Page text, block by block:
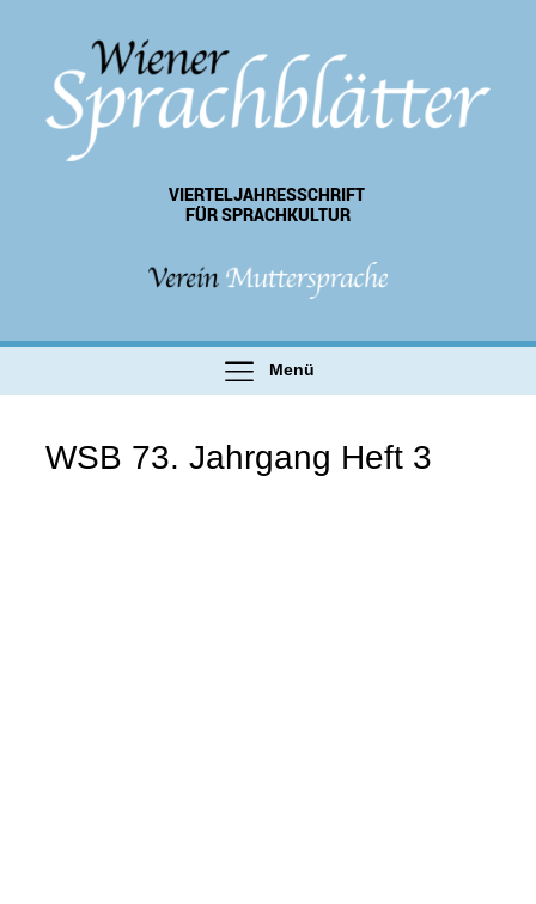
VIERTEL­JAHRES­SCHRIFT
FÜR SPRACHKULTUR
Menü
WSB 73. Jahrgang Heft 3